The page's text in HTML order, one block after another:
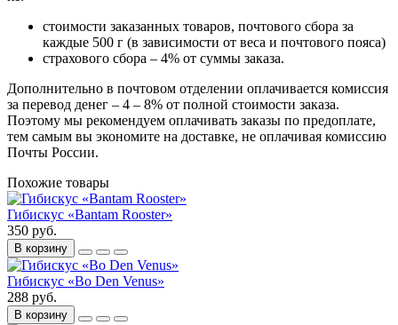
стоимости заказанных товаров, почтового сбора за
каждые 500 г (в зависимости от веса и почтового пояса)
страхового сбора – 4% от суммы заказа.
Дополнительно в почтовом отделении оплачивается комиссия
за перевод денег – 4 – 8% от полной стоимости заказа.
Поэтому мы рекомендуем оплачивать заказы по предоплате,
тем самым вы экономите на доставке, не оплачивая комиссию
Почты России.
Похожие товары
Гибискус «Bantam Rooster»
350 руб.
В корзину
Гибискус «Bo Den Venus»
288 руб.
В корзину